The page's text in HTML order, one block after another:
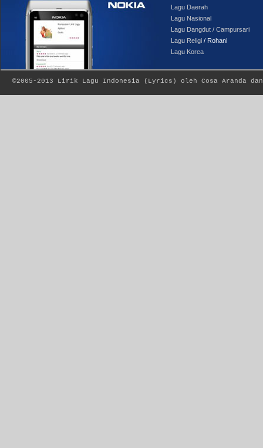
Lagu Daerah
Lagu Nasional
Lagu Dangdut / Campursari
Lagu Religi / Rohani
Lagu Korea
©2005-2013 Lirik Lagu Indonesia ( Lyrics ) oleh Cosa Aranda